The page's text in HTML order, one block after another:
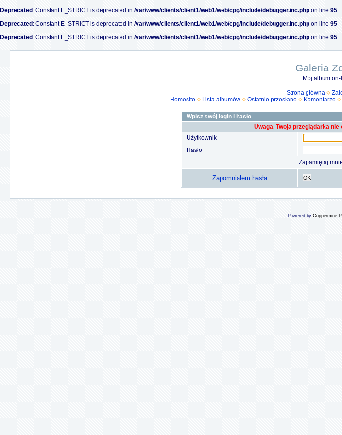
Deprecated : Constant E_STRICT is deprecated in /var/www/clients/client1/web1/web/cpg/include/debugger.inc.php on line 95
Deprecated : Constant E_STRICT is deprecated in /var/www/clients/client1/web1/web/cpg/include/debugger.inc.php on line 95
Deprecated : Constant E_STRICT is deprecated in /var/www/clients/client1/web1/web/cpg/include/debugger.inc.php on line 95
Galeria
Moj album on-
Strona główna
Homesite
Lista albumów Ostatnio przesłane Komentarze
Wpisz swój login i hasło
Uwaga, Twoja przeglądarka nie
Użytkownik
Hasło
Zapamiętaj mnie
Zapomniałem hasła OK
Powered by Coppermine